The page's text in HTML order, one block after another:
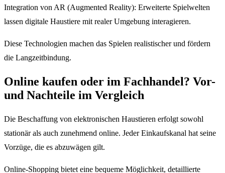
Integration von AR (Augmented Reality): Erweiterte Spielwelten
lassen digitale Haustiere mit realer Umgebung interagieren.
Diese Technologien machen das Spielen realistischer und fördern
die Langzeitbindung.
Online kaufen oder im Fachhandel? Vor-
und Nachteile im Vergleich
Die Beschaffung von elektronischen Haustieren erfolgt sowohl
stationär als auch zunehmend online. Jeder Einkaufskanal hat seine
Vorzüge, die es abzuwägen gilt.
Online-Shopping bietet eine bequeme Möglichkeit, detaillierte